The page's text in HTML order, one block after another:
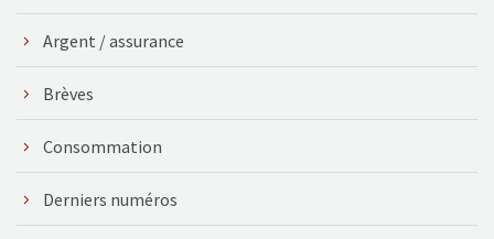
Argent / assurance
Brèves
Consommation
Derniers numéros